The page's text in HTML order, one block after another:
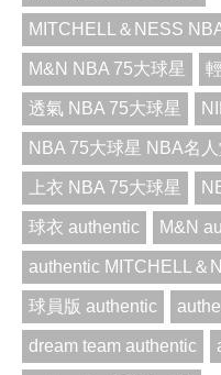
MITCHELL＆NESS
M&N NBA 75大球星
透氣 NBA 75大球星
NBA 75大球星 NBA名
上衣 NBA 75大球星
球衣 authentic M&N
authentic MITCHELL＆
球員版 authentic
dream team authentic